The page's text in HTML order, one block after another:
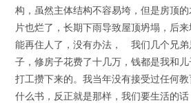
构，虽然主体结构不容易垮，但是房顶
片也烂了，长期下雨导致屋顶坍塌，后
能再住人了，没有办法， 我们几个兄弟
子，修房子花费了十几万，钱都是我和
打工攒下来的。我当年没有接受过任何
什么书，反正就是那样，我们要生活的